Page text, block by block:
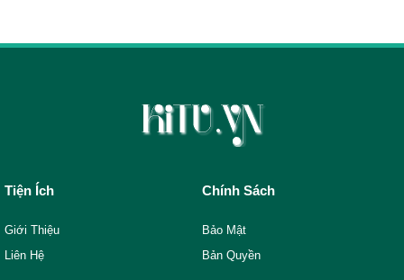
Tiện Ích
Giới Thiệu
Liên Hệ
Chính Sách
Bảo Mật
Bản Quyền